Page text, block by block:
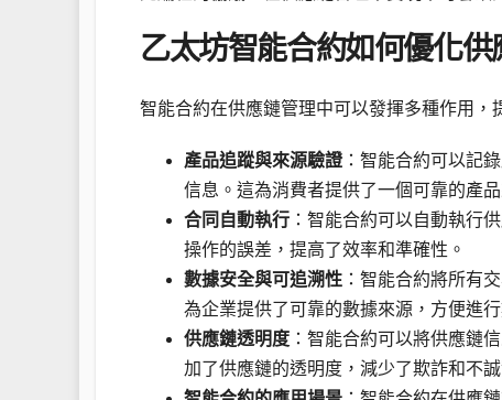
乙太坊智能合約如何優化供
智能合約在供應鏈管理中可以發揮多種作用，
產品追蹤與來源驗證 ：智能合約可以記
信息。這為消費者提供了一個可靠的產
合同自動執行 ：智能合約可以自動執行
操作的誤差，提高了效率和準確性。
數據安全與可追溯性 ：智能合約將所有
為企業提供了可靠的數據來源，方便進
供應鏈透明度 ：智能合約可以將供應鏈
加了供應鏈的透明度，減少了欺詐和不誠